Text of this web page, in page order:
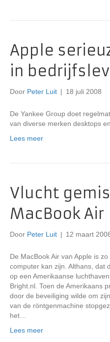
Apple
in
Door Peter Luit | 18 juli 2008
De Yankee Group doet
van diverse merken desktops
Lees meer
Vlucht
MacBook Air
Door Peter Luit | 12 maart
De MacBook Air van Apple is
computer kan zijn. Althans, dat
op een Amerikaanse
Bright.nl. Toen de Amerikaans
door de beveiliging wilde om
van de röntgenmachine
het…
Lees meer